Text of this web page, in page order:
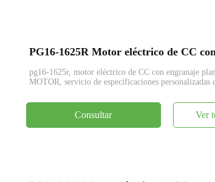
pg16-1625r, motor eléctrico de CC con engranaje
MOTOR, servicio de especificaciones personalizadas
Consultar Ver